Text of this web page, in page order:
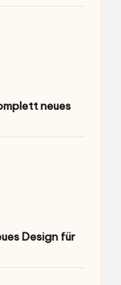
neues
Design für